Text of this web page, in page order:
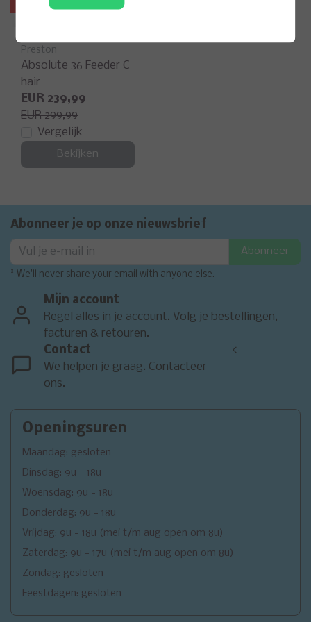
Preston
Absolute 36 Feeder C
hair
EUR 239,99
EUR 299,99
Vergelijk
Bekijken
Abonneer je op onze nieuwsbrief
Abonneer
* We'll never share your email with anyone else.
Mijn account
Regel alles in je account. Volg je bestellingen,
facturen & retouren.
Contact
We helpen je graag. Contacteer
ons.
<
Openingsuren
Maandag: gesloten
Dinsdag: 9u - 18u
Woensdag: 9u - 18u
Donderdag: 9u - 18u
Vrijdag: 9u - 18u (mei t/m aug open om 8u)
Zaterdag: 9u - 17u (mei t/m aug open om 8u)
Zondag: gesloten
Feestdagen: gesloten